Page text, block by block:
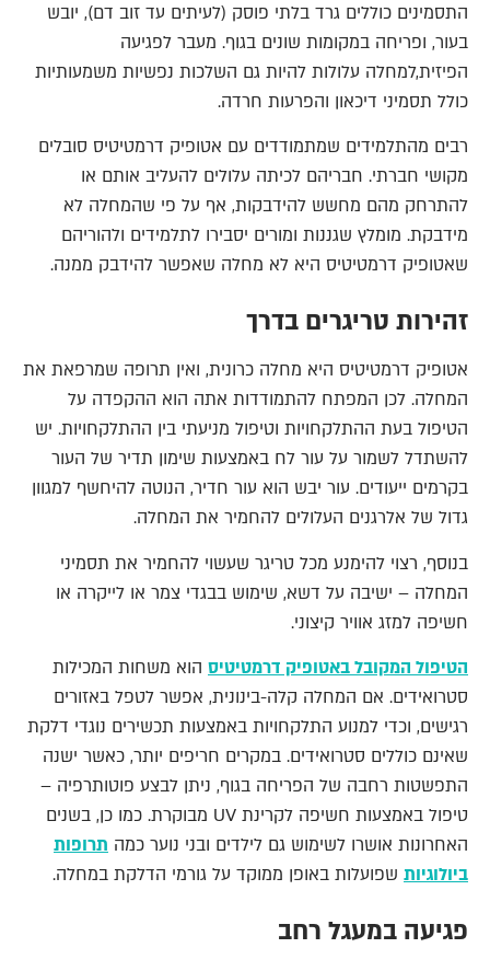
התסמינים כוללים גרד בלתי פוסק (לעיתים עד זוב דם), יובש
בעור, ופריחה במקומות שונים בגוף. מעבר לפגיעה
הפיזית,למחלה עלולות להיות גם השלכות נפשיות משמעותיות
כולל תסמיני דיכאון והפרעות חרדה.
רבים מהתלמידים שמתמודדים עם אטופיק דרמטיטיס סובלים
מקושי חברתי. חבריהם לכיתה עלולים להעליב אותם או
להתרחק מהם מחשש להידבקות, אף על פי שהמחלה לא
מידבקת. מומלץ שגננות ומורים יסבירו לתלמידים ולהוריהם
שאטופיק דרמטיטיס היא לא מחלה שאפשר להידבק ממנה.
זהירות טריגרים בדרך
אטופיק דרמטיטיס היא מחלה כרונית, ואין תרופה שמרפאת את
המחלה. לכן המפתח להתמודדות אתה הוא ההקפדה על
הטיפול בעת ההתלקחויות וטיפול מניעתי בין ההתלקחויות. יש
להשתדל לשמור על עור לח באמצעות שימון תדיר של העור
בקרמים ייעודים. עור יבש הוא עור חדיר, הנוטה להיחשף למגוון
גדול של אלרגנים העלולים להחמיר את המחלה.
בנוסף, רצוי להימנע מכל טריגר שעשוי להחמיר את תסמיני
המחלה – ישיבה על דשא, שימוש בבגדי צמר או לייקרה או
חשיפה למזג אוויר קיצוני.
הטיפול המקובל באטופיק דרמטיטיס הוא משחות המכילות
סטרואידים. אם המחלה קלה-בינונית, אפשר לטפל באזורים
רגישים, וכדי למנוע התלקחויות באמצעות תכשירים נוגדי דלקת
שאינם כוללים סטרואידים. במקרים חריפים יותר, כאשר ישנה
התפשטות רחבה של הפריחה בגוף, ניתן לבצע פוטותרפיה –
טיפול באמצעות חשיפה לקרינת UV מבוקרת. כמו כן, בשנים
האחרונות אושרו לשימוש גם לילדים ובני נוער כמה תרופות
ביולוגיות שפועלות באופן ממוקד על גורמי הדלקת במחלה.
פגיעה במעגל רחב